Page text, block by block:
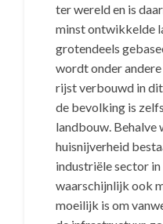
ter wereld en is
minst ontwikkelde
grotendeels
wordt onder
rijst verbouwd in
de bevolking is
landbouw. Behalve
huisnijverheid
industriële sector
waarschijnlijk ook
moeilijk is om